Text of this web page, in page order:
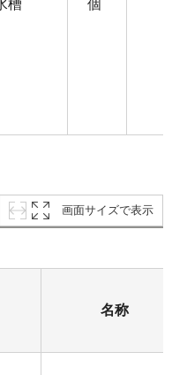
槽 個
画面サイズで表示
名称